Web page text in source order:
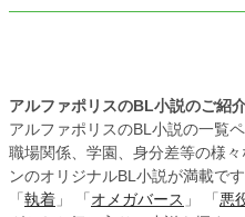
アルファポリスのBL小説のご紹
アルファポリスのBL小説の一覧ペ
職場関係、学園、身分差等の様
ンのオリジナルBL小説が満載です
「 執着 」 「 オメガバース 」 「 悪